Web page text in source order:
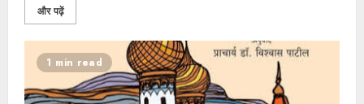
और पढ़ें
1 min read